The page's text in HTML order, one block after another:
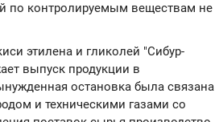
по контролируемым веществам не
этилена и гликолей "Сибур-
выпуск продукции в
остановка была связана
и техническими газами со